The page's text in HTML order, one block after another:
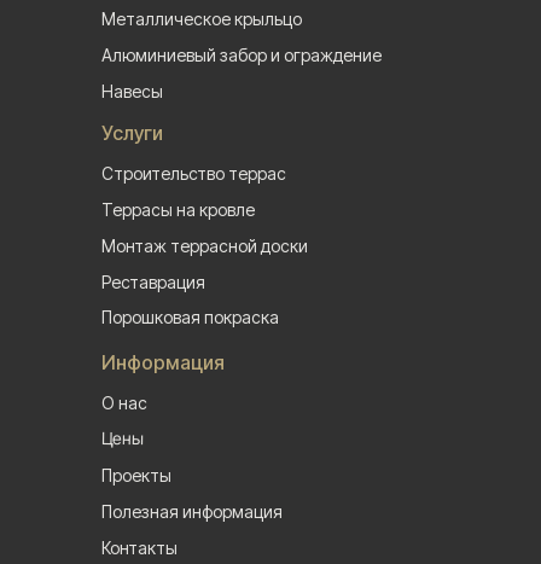
Металлическое крыльцо
Навесы
Алюминиевый забор и ограждение
Строительство террас
Террасы на кровле
Монтаж террасной доски
Реставрация
Порошковая покраска
Услуги
Информация
О нас
Цены
Проекты
Полезная информация
Контакты